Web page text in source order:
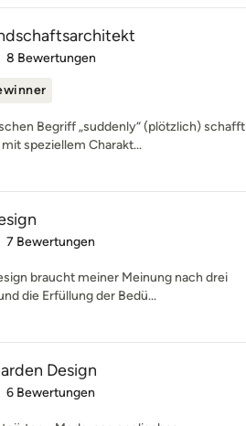
5 von 5 Sternen
8 Bewertungen
Begriff „suddenly“ (plötzlich) schafft
speziellem Charakt...
5 von 5 Sternen
7 Bewertungen
braucht meiner Meinung nach drei
die Erfüllung der Bedü...
Design
5 von 5 Sternen
6 Bewertungen